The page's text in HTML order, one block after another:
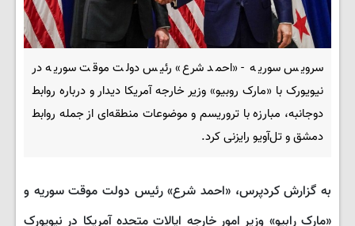
سرویس سوریه - «احمد شرع» رئیس دولت موقت سوریه در
نیویورک با «مارک روبیو» وزیر خارجه آمریکا دیدار و درباره روابط
دوجانبه، مبارزه با تروریسم و موضوعات منطقه‌ای از جمله روابط
دمشق و تل‌آویو رایزنی کرد.
به گزارش کردپرس، «احمد شرع» رئیس دولت موقت سوریه و
«مارک رابیو» وزیر امور خارجه ایالات متحده آمریکا در نیویورک